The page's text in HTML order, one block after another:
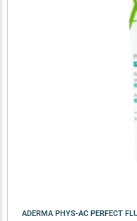
ADERMA PHYS-AC PERFECT